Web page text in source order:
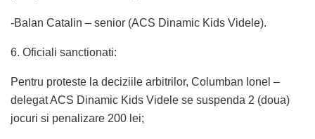
-Balan Catalin – senior (ACS Dinamic Kids Videle).
6. Oficiali sanctionati:
Pentru proteste la deciziile arbitrilor, Columban Ionel –
delegat ACS Dinamic Kids Videle se suspenda 2 (doua)
jocuri si penalizare 200 lei;